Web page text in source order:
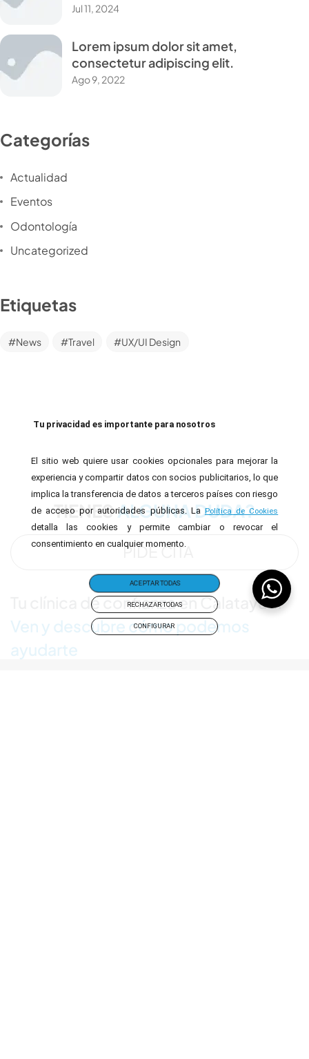
Jul 11, 2024
Lorem ipsum dolor sit amet,
consectetur adipiscing elit.
Ago 9, 2022
Categorías
Actualidad
Eventos
Odontología
Uncategorized
Etiquetas
News Travel UX/UI Design
TIENESALGUNA DUDA?
PIDE CITA
Tu clínica de confianza en Calatayud.
Ven y descubre cómo podemos
ayudarte
Tu privacidad es importante para nosotros
El sitio web quiere usar cookies opcionales para mejorar la
experiencia y compartir datos con socios publicitarios, lo que
implica la transferencia de datos a terceros países con riesgo
de acceso por autoridades públicas. LaPolítica de Cookies
detalla las cookies y permite cambiar o revocar el
consentimiento en cualquier momento.
ACEPTAR TODAS
RECHAZAR TODAS
CONFIGURAR